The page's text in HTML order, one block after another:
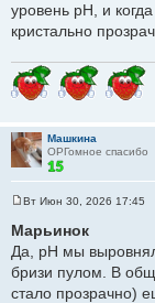
уровень pH, и
кристально
Машкина
ОРГомное спасибо
о
б
е
н
Вт Июн 30, 2026 17:45
Марьинок
Да, рН мы
бризи пулом. В
стало прозрачно)